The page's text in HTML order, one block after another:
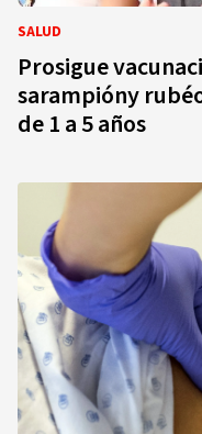
SALUD
Prosigue
sarampióny
de 1 a 5 años